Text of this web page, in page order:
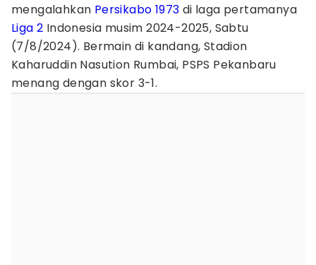
mengalahkan Persikabo 1973 di laga pertamanya
Liga 2 Indonesia musim 2024-2025, Sabtu
(7/8/2024). Bermain di kandang, Stadion
Kaharuddin Nasution Rumbai, PSPS Pekanbaru
menang dengan skor 3-1.